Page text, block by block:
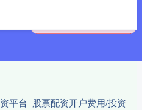
平台_股票配资开户费用/投资